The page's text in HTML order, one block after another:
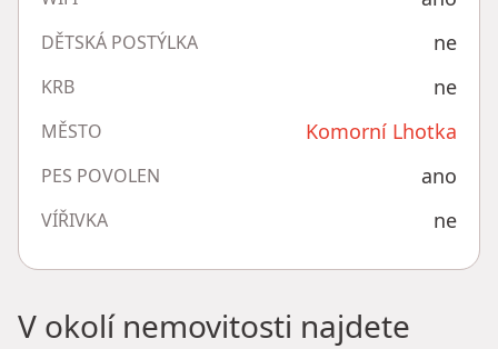
DĚTSKÁ POSTÝLKA ne
KRB ne
MĚSTO Komorní Lhotka
PES POVOLEN ano
VÍŘIVKA ne
V okolí nemovitosti najdete